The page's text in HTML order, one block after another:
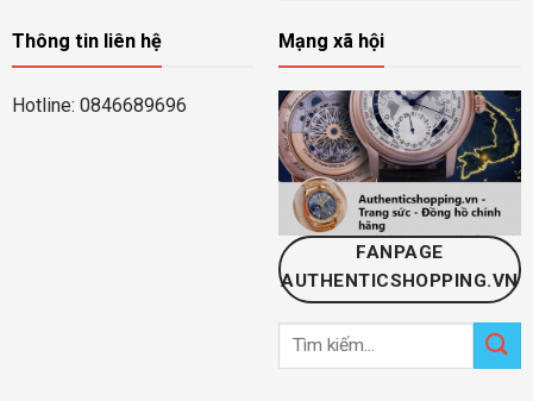
Thông tin liên hệ
Hotline: 0846689696
Mạng xã hội
FANPAGE
AUTHENTICSHOPPING.VN
Tìm